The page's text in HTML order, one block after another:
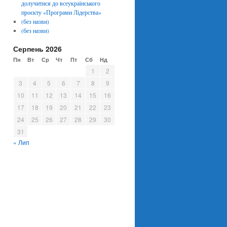
долучитися до всеукраїнського
проєкту «Програми Лідерства»
(без назви)
(без назви)
Серпень 2026
Пн Вт Ср Чт Пт Сб Нд
1
2
3
4 5 6 7 8
9
10
11 12 13 14 15
16
17
18 19 20 21 22
23
24
25 26 27 28 29
30
31
« Лип